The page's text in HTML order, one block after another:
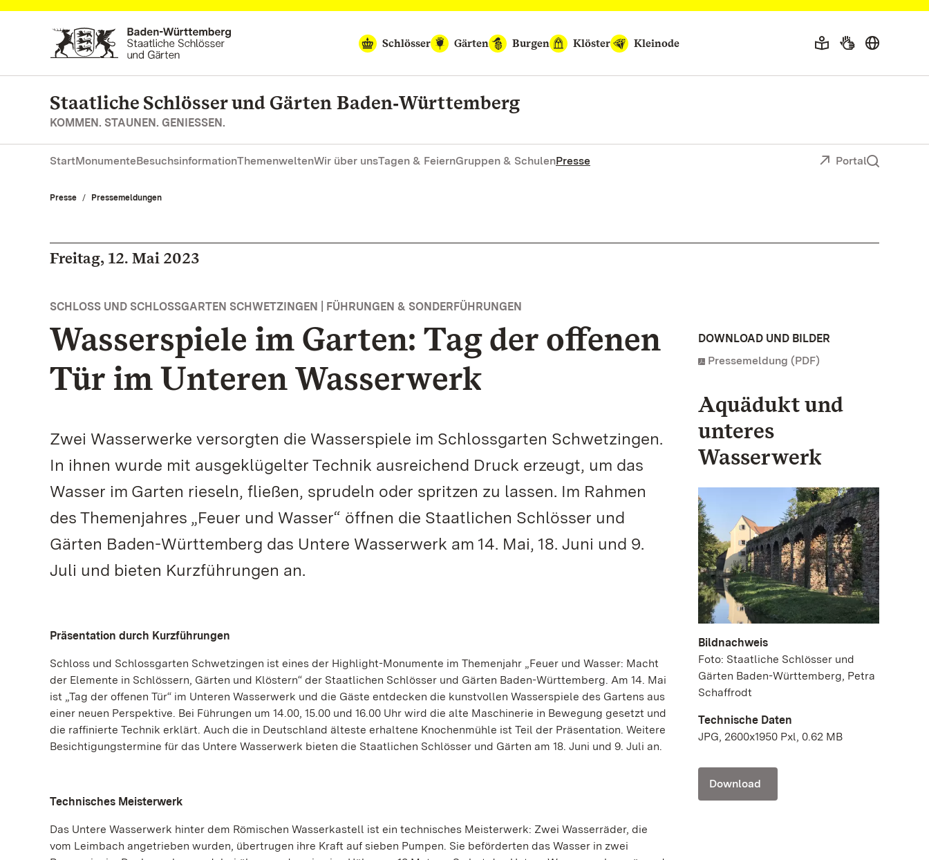
Zum Hauptinhalt springen
Schlösser
Gärten Burgen Klöster Kleinode
Staatliche Schlösser und Gärten Baden‑Württemberg
KOMMEN. STAUNEN. GENIESSEN.
StartMonumenteBesuchsinformationThemenweltenWir über unsTagen & FeiernGruppen & SchulenPresse Portal
Presse Pressemeldungen
Freitag, 12. Mai 2023
SCHLOSS UND SCHLOSSGARTEN SCHWETZINGEN | FÜHRUNGEN & SONDERFÜHRUNGEN
Wasserspiele im Garten: Tag der offenen
Tür im Unteren Wasserwerk
Zwei Wasserwerke versorgten die Wasserspiele im Schlossgarten Schwetzingen.
In ihnen wurde mit ausgeklügelter Technik ausreichend Druck erzeugt, um das
Wasser im Garten rieseln, fließen, sprudeln oder spritzen zu lassen. Im Rahmen
des Themenjahres „Feuer und Wasser“ öffnen die Staatlichen Schlösser und
Gärten Baden-Württemberg das Untere Wasserwerk am 14. Mai, 18. Juni und 9.
Juli und bieten Kurzführungen an.
Präsentation durch Kurzführungen
Schloss und Schlossgarten Schwetzingen ist eines der Highlight-Monumente im Themenjahr „Feuer und Wasser: Macht
der Elemente in Schlössern, Gärten und Klöstern“ der Staatlichen Schlösser und Gärten Baden-Württemberg. Am 14. Mai
ist „Tag der offenen Tür“ im Unteren Wasserwerk und die Gäste entdecken die kunstvollen Wasserspiele des Gartens aus
einer neuen Perspektive. Bei Führungen um 14.00, 15.00 und 16.00 Uhr wird die alte Maschinerie in Bewegung gesetzt und
die raffinierte Technik erklärt. Auch die in Deutschland älteste erhaltene Knochenmühle ist Teil der Präsentation. Weitere
Besichtigungstermine für das Untere Wasserwerk bieten die Staatlichen Schlösser und Gärten am 18. Juni und 9. Juli an.
Technisches Meisterwerk
Das Untere Wasserwerk hinter dem Römischen Wasserkastell ist ein technisches Meisterwerk: Zwei Wasserräder, die
vom Leimbach angetrieben wurden, übertrugen ihre Kraft auf sieben Pumpen. Sie beförderten das Wasser in zwei
DOWNLOAD UND BILDER
Pressemeldung (PDF)
Aquädukt und
unteres
Wasserwerk
Bildnachweis
Foto: Staatliche Schlösser und
Gärten Baden-Württemberg, Petra
Schaffrodt
Technische Daten
JPG, 2600x1950 Pxl, 0.62 MB
Download